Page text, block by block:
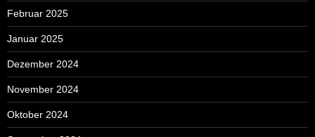
Februar 2025
Januar 2025
Dezember 2024
November 2024
Oktober 2024